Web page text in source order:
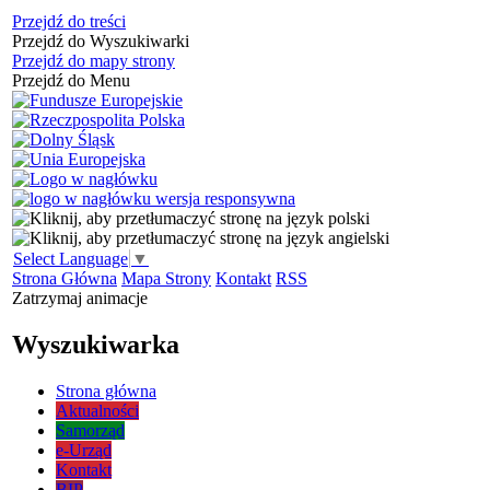
Przejdź do treści
Przejdź do Wyszukiwarki
Przejdź do mapy strony
Przejdź do Menu
Select Language ▼
Strona Główna Mapa Strony Kontakt RSS
Zatrzymaj animacje
Wyszukiwarka
Strona główna
Aktualności
Samorząd
e-Urząd
Kontakt